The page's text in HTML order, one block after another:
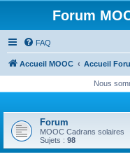
Forum
FAQ
Accueil MOOC Accueil
Nous
Forum
MOOC Cadrans solaires
Sujets : 98